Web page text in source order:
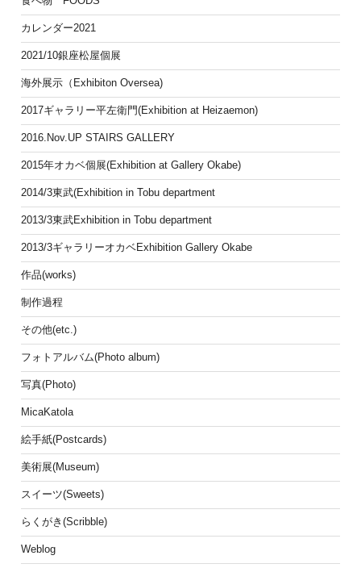
カレンダー2021
2021/10銀座松屋個展
海外展示（Exhibiton Oversea)
2017ギャラリー平左衛門(Exhibition at Heizaemon)
2016.Nov.UP STAIRS GALLERY
2015年オカベ個展(Exhibition at Gallery Okabe)
2014/3東武(Exhibition in Tobu department
2013/3東武Exhibition in Tobu department
2013/3ギャラリーオカベExhibition Gallery Okabe
作品(works)
制作過程
その他(etc.)
フォトアルバム(Photo album)
写真(Photo)
MicaKatola
絵手紙(Postcards)
美術展(Museum)
スイーツ(Sweets)
らくがき(Scribble)
Weblog